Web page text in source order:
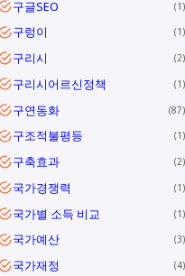
구글SEO 1
구렁이 1
구리시 2
구리시어르신정책 1
구연동화 87
구조적불평등 1
구축효과 2
국가경쟁력 1
국가별 소득 비교 1
국가예산 3
국가재정 4